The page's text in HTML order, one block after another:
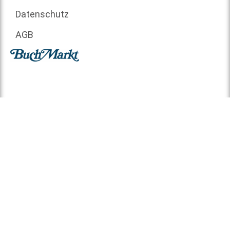
Datenschutz
AGB